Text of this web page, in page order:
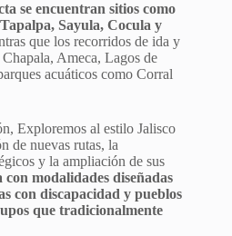
se encuentran sitios como
Sayula, Cocula y
que los recorridos de ida y
Ameca, Lagos de
acuáticos como Corral
Exploremos al estilo Jalisco
de nuevas rutas, la
y la ampliación de sus
modalidades diseñadas
con discapacidad y pueblos
que tradicionalmente